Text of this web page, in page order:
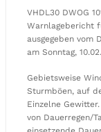
VHDL30 DWOG
Warnlagebericht
ausgegeben vom
am Sonntag,
Gebietsweise
Sturmböen, auf
Einzelne
von Dauerregen/